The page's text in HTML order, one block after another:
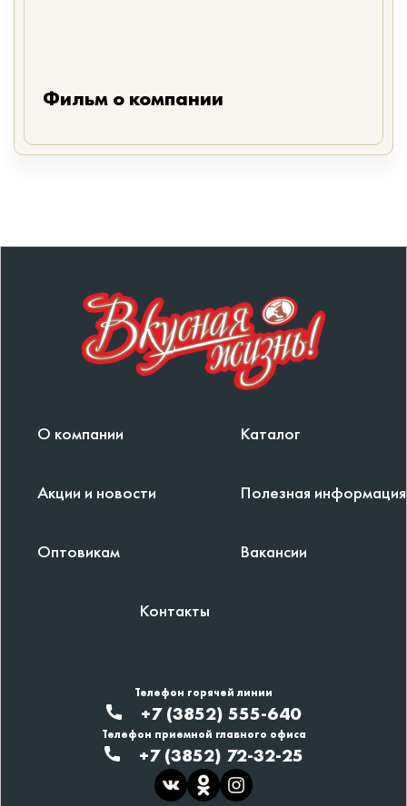
Фильм о компании
О компании Каталог
Акции и новости Полезная информация
Оптовикам Вакансии
Контакты
Телефон горячей линии
+7 (3852) 555-640
Телефон приемной главного офиса
+7 (3852) 72-32-25